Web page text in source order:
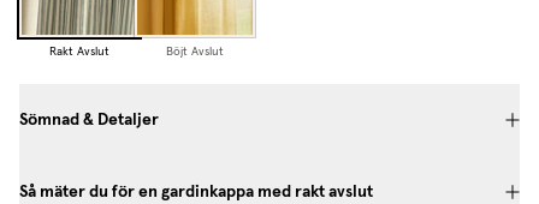
Rakt Avslut Böjt Avslut
Sömnad & Detaljer
Så mäter du för en gardinkappa med rakt avslut